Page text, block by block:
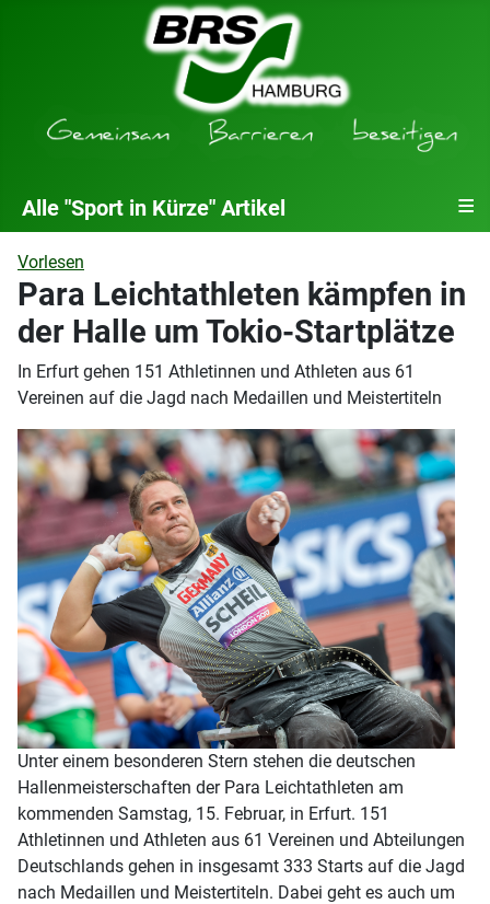
Alle "Sport in Kürze" Artikel ≡
Vorlesen
Para Leichtathleten kämpfen in
der Halle um Tokio-Startplätze
In Erfurt gehen 151 Athletinnen und Athleten aus 61
Vereinen auf die Jagd nach Medaillen und Meistertiteln
Unter einem besonderen Stern stehen die deutschen
Hallenmeisterschaften der Para Leichtathleten am
kommenden Samstag, 15. Februar, in Erfurt. 151
Athletinnen und Athleten aus 61 Vereinen und Abteilungen
Deutschlands gehen in insgesamt 333 Starts auf die Jagd
nach Medaillen und Meistertiteln. Dabei geht es auch um